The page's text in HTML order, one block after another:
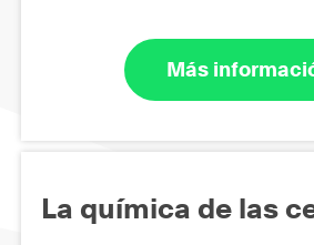
Más
La química de las